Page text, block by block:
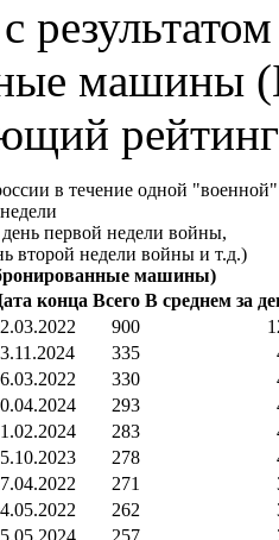
машины
в течение одной "военной"
недели
первой недели войны,
второй недели войны и т.д.)
машины)
конца Всего В среднем за
900
335
330
293
283
278
271
262